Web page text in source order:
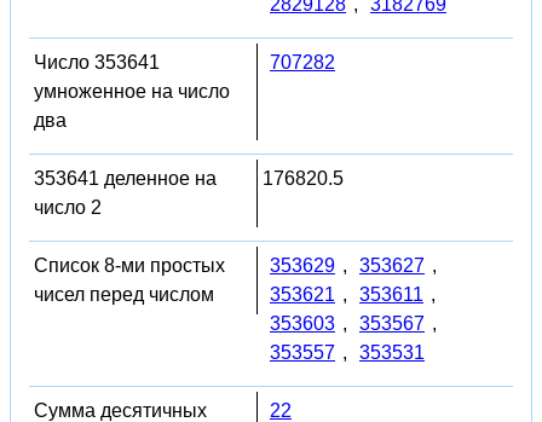
Число 353641
умноженное на число
два
707282
353641 деленное на
число 2
176820.5
Список 8-ми простых
чисел перед числом
353629 , 353627 ,
353621 , 353611 ,
353603 , 353567 ,
353557 , 353531
Сумма десятичных
22